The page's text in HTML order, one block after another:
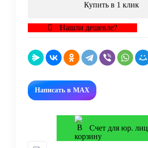
Купить в 1 клик
Нашли дешевле?
Написать в MAX
Счет для юр. лиц